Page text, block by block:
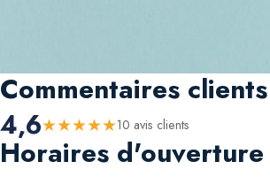
Commentaires clients
4,6★★★★★10 avis clients
Horaires d'ouverture